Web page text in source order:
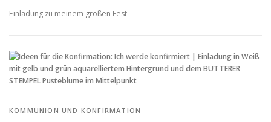
Einladung zu meinem großen Fest
KOMMUNION UND KONFIRMATION